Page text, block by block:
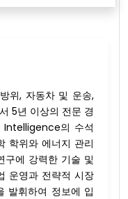
위, 자동차 및 운송,
5년 이상의 전문 경
Intelligence의 수석
학위와 에너지 관리
에 강력한 기술 및
운영과 전략적 시장
발휘하여 정보에 입